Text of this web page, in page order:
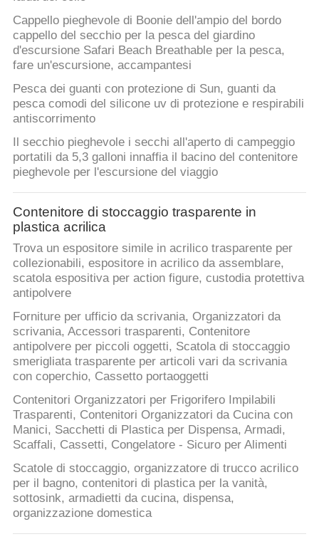
Cappello pieghevole di Boonie dell'ampio del bordo
cappello del secchio per la pesca del giardino
d'escursione Safari Beach Breathable per la pesca,
fare un'escursione, accampantesi
Pesca dei guanti con protezione di Sun, guanti da
pesca comodi del silicone uv di protezione e respirabili
antiscorrimento
Il secchio pieghevole i secchi all'aperto di campeggio
portatili da 5,3 galloni innaffia il bacino del contenitore
pieghevole per l'escursione del viaggio
Contenitore di stoccaggio trasparente in
plastica acrilica
Trova un espositore simile in acrilico trasparente per
collezionabili, espositore in acrilico da assemblare,
scatola espositiva per action figure, custodia protettiva
antipolvere
Forniture per ufficio da scrivania, Organizzatori da
scrivania, Accessori trasparenti, Contenitore
antipolvere per piccoli oggetti, Scatola di stoccaggio
smerigliata trasparente per articoli vari da scrivania
con coperchio, Cassetto portaoggetti
Contenitori Organizzatori per Frigorifero Impilabili
Trasparenti, Contenitori Organizzatori da Cucina con
Manici, Sacchetti di Plastica per Dispensa, Armadi,
Scaffali, Cassetti, Congelatore - Sicuro per Alimenti
Scatole di stoccaggio, organizzatore di trucco acrilico
per il bagno, contenitori di plastica per la vanità,
sottosink, armadietti da cucina, dispensa,
organizzazione domestica